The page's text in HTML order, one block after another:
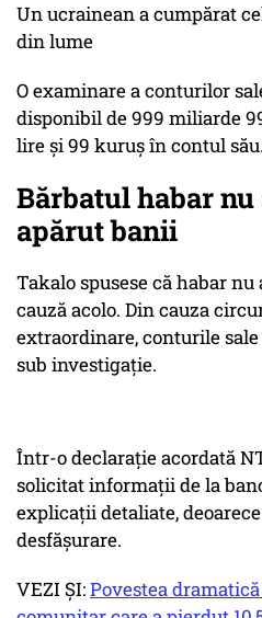
Un ucrainean a cumpărat
din lume
O examinare a conturilor
disponibil de 999 miliarde
lire și 99 kuruș în contul său.
Bărbatul habar nu
apărut banii
Takalo spusese că habar
cauză acolo. Din cauza
extraordinare, conturile
sub investigație.
Într-o declarație acordată
solicitat informații de la
explicații detaliate,
desfășurare.
VEZI ȘI:Povestea